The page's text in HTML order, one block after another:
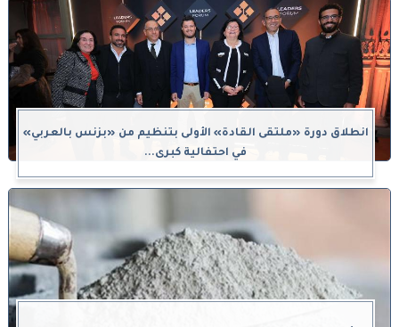
انطلاق دورة «ملتقى القادة» الأولى بتنظيم من «بزنس بالعربي»
في احتفالية كبرى...